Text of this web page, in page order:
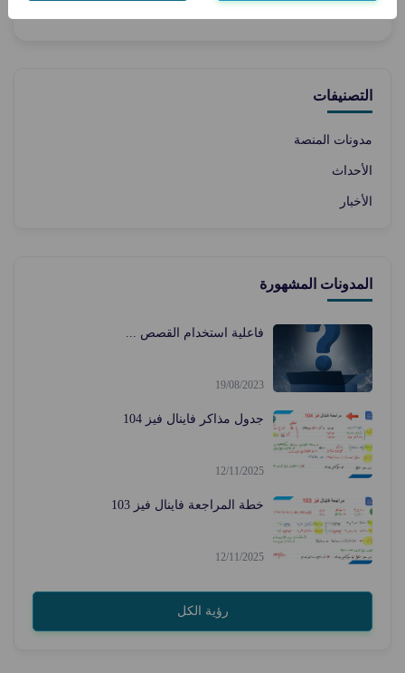
التصنيفات
مدونات المنصة
الأحداث
الأخبار
المدونات المشهورة
فاعلية استخدام القصص ...
19/08/2023
جدول مذاكر فاينال فيز 104
12/11/2025
خطة المراجعة فاينال فيز 103
12/11/2025
رؤية الكل